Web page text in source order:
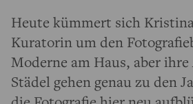
Heute kümmert sich
Kuratorin um den
Moderne am Haus, aber ihre
Städel gehen genau zu den